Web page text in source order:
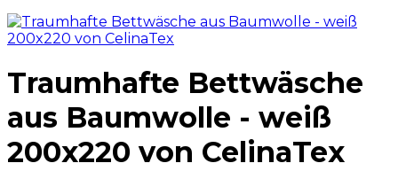
Traumhafte Bettwäsche
aus Baumwolle - weiß
200x220 von CelinaTex